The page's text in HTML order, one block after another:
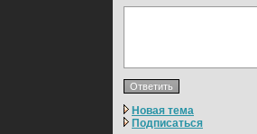
Новая тема
Подписаться